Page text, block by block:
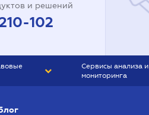
и решений
102
Сервисы анализа и
мониторинга